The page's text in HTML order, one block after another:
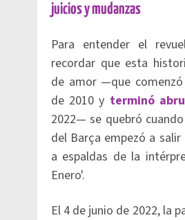
juicios y mudanzas
Para entender el
recordar que esta
de amor —que
de 2010 y terminó
2022— se quebró
del Barça empezó a salir
a espaldas de la
Enero'.
El 4 de junio de 2022, la